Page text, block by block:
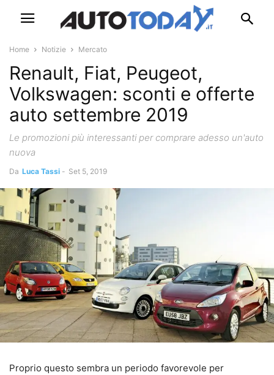
Home Notizie Mercato
Renault, Fiat, Peugeot,
Volkswagen: sconti e offerte
auto settembre 2019
Le promozioni più interessanti per comprare adesso un'auto
nuova
Da Luca Tassi - Set 5, 2019
Proprio questo sembra un periodo favorevole per